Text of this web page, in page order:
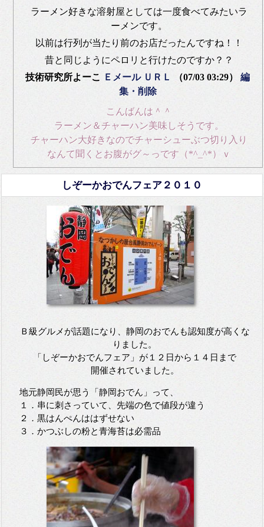
ラーメン好きな溶射屋としては一度食べてみたいラ
ーメンです。
以前は行列が当たり前のお店だったんですね！！
昔と同じようにペロリと行けたのですか？？
技術研究所よーこ
Ｅメール ＵＲＬ （07/03 03:29）編
集・削除
こんばんは＾＾
ラーメン＆チャーハン美味しそうです。
チャーハン大好きなのでチャーシューぶつ切り入り
なんて聞くとお腹がグ～っです（*^_^*）ｖ
しぞーかおでんフェア２０１０
Ｂ級グルメが話題になり、静岡のおでんも認知度が高くな
りました。
「しぞーかおでんフェア」が１２日から１４日まで
開催されていました。
地元静岡民が思う「静岡おでん」って、
１．串に刺さっていて、先端の色で値段が違う
２．黒はんぺんははずせない
３．かつぶしの粉と青海苔は必需品